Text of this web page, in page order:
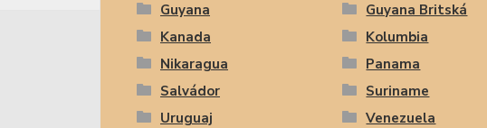
Guyana
Guyana Britská
Kanada
Kolumbia
Nikaragua
Panama
Salvádor
Suriname
Uruguaj
Venezuela